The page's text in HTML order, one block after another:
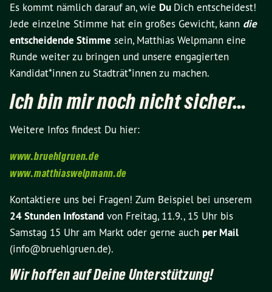
Es kommt nämlich darauf an, wie Du Dich entscheidest!
Jede einzelne Stimme hat ein großes Gewicht, kann die
entscheidende Stimme sein, Matthias Welpmann eine
Runde weiter zu bringen und unsere engagierten
Kandidat*innen zu Stadträt*innen zu machen.
Ich bin mir noch nicht sicher…
Weitere Infos findest Du hier:
www.bruehlgruen.de
www.matthiaswelpmann.de
Kontaktiere uns bei Fragen! Zum Beispiel bei unserem
24 Stunden Infostand von Freitag, 11.9., 15 Uhr bis
Samstag 15 Uhr am Markt oder gerne auch per Mail
(info@bruehlgruen.de).
Wir hoffen auf Deine Unterstützung!